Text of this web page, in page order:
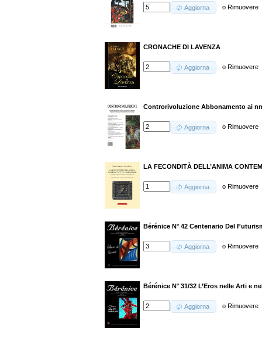
Aggiorna oRimuovere
CRONACHE DI LAVENZA
Aggiorna oRimuovere
Controrivoluzione Abbonamento ai
Aggiorna oRimuovere
LA FECONDITÀ DELL’ANIMA
Aggiorna oRimuovere
Bérénice N° 42 Centenario Del
Aggiorna oRimuovere
Bérénice N° 31/32 L’Eros nelle Arti e
Aggiorna oRimuovere